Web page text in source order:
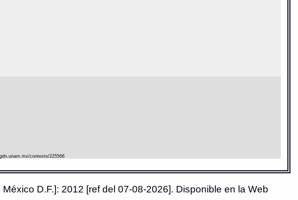
contexto/225566
D.F.]: 2012 [ref del 07-08-2026]. Disponible en la Web